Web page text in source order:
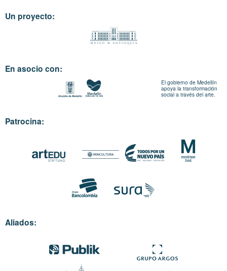
Un proyecto:
En asocio con:
El gobierno de Medellín
apoya la transformación
social a través del arte.
Patrocina:
Aliados: